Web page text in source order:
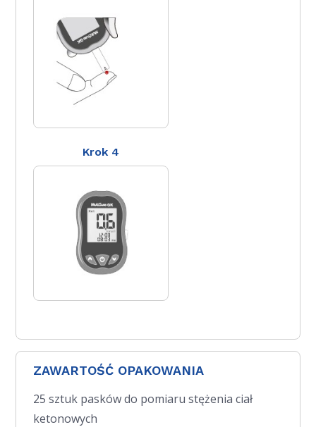
Krok 4
ZAWARTOŚĆ OPAKOWANIA
25 sztuk pasków do pomiaru stężenia ciał
ketonowych